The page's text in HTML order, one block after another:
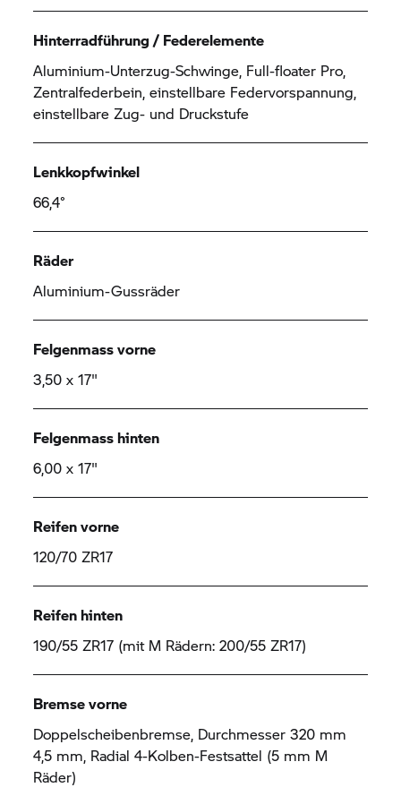
Hinterradführung / Federelemente
Aluminium-Unterzug-Schwinge, Full-floater Pro,
Zentralfederbein, einstellbare Federvorspannung,
einstellbare Zug- und Druckstufe
Lenkkopfwinkel
66,4°
Räder
Aluminium-Gussräder
Felgenmass vorne
3,50 x 17"
Felgenmass hinten
6,00 x 17"
Reifen vorne
120/70 ZR17
Reifen hinten
190/55 ZR17 (mit M Rädern: 200/55 ZR17)
Bremse vorne
Doppelscheibenbremse, Durchmesser 320 mm
4,5 mm, Radial 4-Kolben-Festsattel (5 mm M
Räder)